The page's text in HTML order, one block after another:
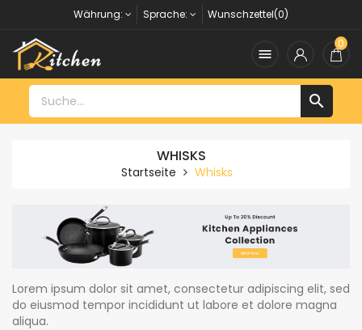
Währung: Sprache: Wunschzettel(0)

0

WHISKS
Startseite Whisks
Lorem ipsum dolor sit amet, consectetur adipiscing elit, sed
do eiusmod tempor incididunt ut labore et dolore magna
aliqua.